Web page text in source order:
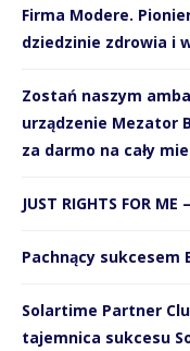
Firma Modere.
dziedzinie zdrowia i
Zostań naszym
urządzenie Mezator
za darmo na cały
JUST RIGHTS FOR ME
Pachnący sukcesem
Solartime Partner
tajemnica sukcesu